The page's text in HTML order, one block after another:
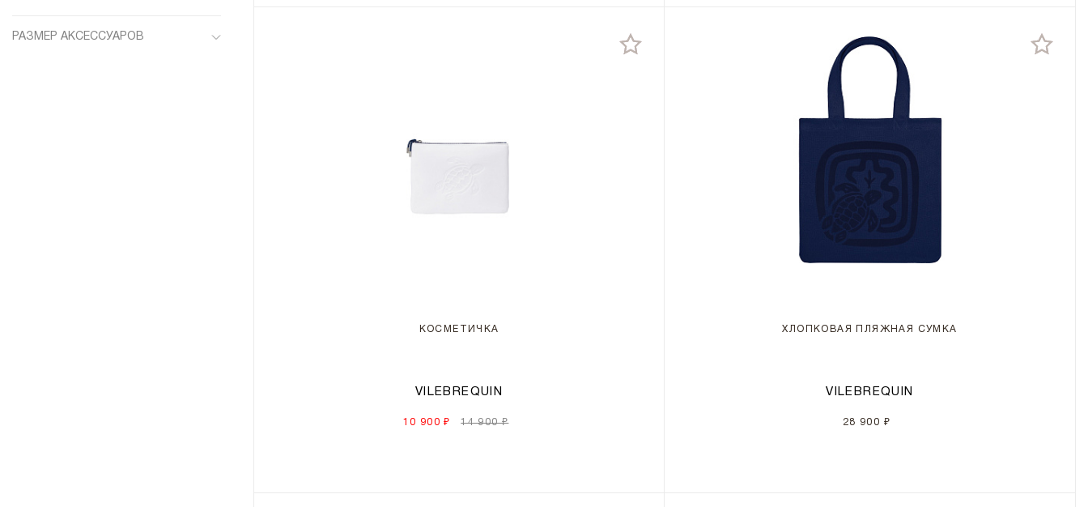
РАЗМЕР АКСЕССУАРОВ
КОСМЕТИЧКА
VILEBREQUIN
10 900 ₽ 14 900 ₽
ХЛОПКОВАЯ ПЛЯЖНАЯ СУМКА
VILEBREQUIN
28 900 ₽